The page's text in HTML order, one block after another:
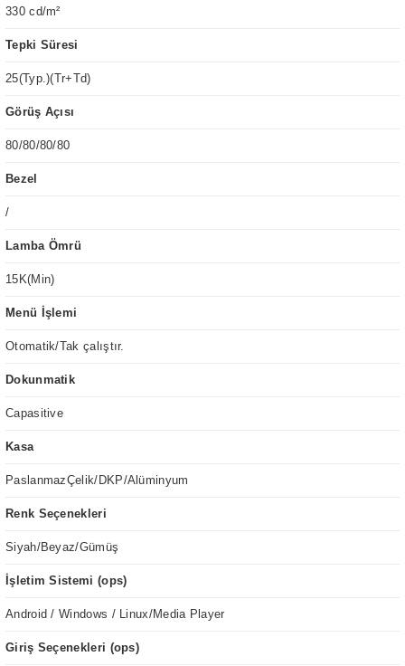
330 cd/m²
Tepki Süresi
25(Typ.)(Tr+Td)
Görüş Açısı
80/80/80/80
Bezel
/
Lamba Ömrü
15K(Min)
Menü İşlemi
Otomatik/Tak çalıştır.
Dokunmatik
Capasitive
Kasa
PaslanmazÇelik/DKP/Alüminyum
Renk Seçenekleri
Siyah/Beyaz/Gümüş
İşletim Sistemi (ops)
Android / Windows / Linux/Media Player
Giriş Seçenekleri (ops)